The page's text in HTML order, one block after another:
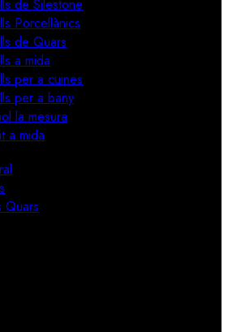
de Silestone
Porcellànics
de Quars
a mida
per a cuines
per a bany
la mesura
a mida
Quars